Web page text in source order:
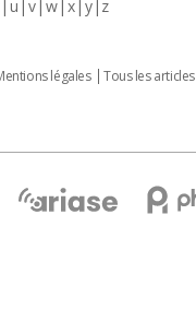
u v w x y z
légales Tous les articles